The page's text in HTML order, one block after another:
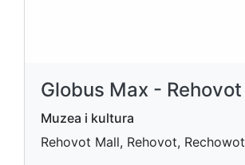
Globus Max - Rehovot
Muzea i kultura
Rehovot Mall, Rehovot, Rechowot